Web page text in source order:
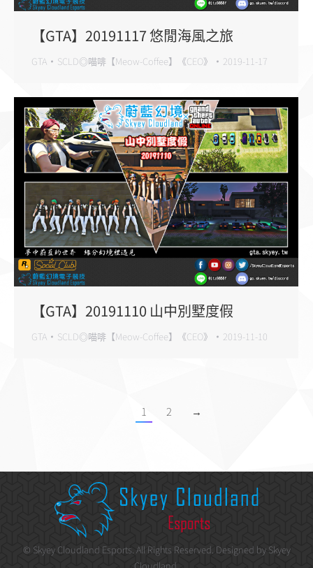
【GTA】20191117 悠閒海風之旅
GTA SCLD◎喵啡【Meow-Coffee】《CEO》 2019-11-17
【GTA】20191110 山中別墅度假
GTA SCLD◎喵啡【Meow-Coffee】《CEO》 2019-11-10
1 2 →
© Skyey Cloudland Esports. All Rights Reserved. Designed by Skyey